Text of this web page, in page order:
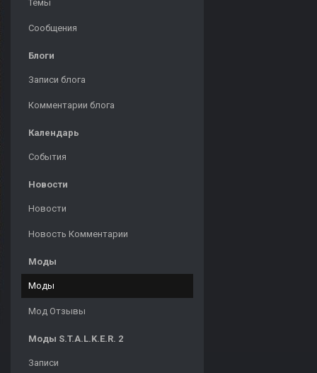
Темы
Сообщения
Блоги
Записи блога
Комментарии блога
Календарь
События
Новости
Новости
Новость Комментарии
Моды
Моды
Мод Отзывы
Моды S.T.A.L.K.E.R. 2
Записи